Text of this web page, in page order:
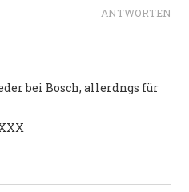
ANTWORTEN
bei Bosch, allerdngs für